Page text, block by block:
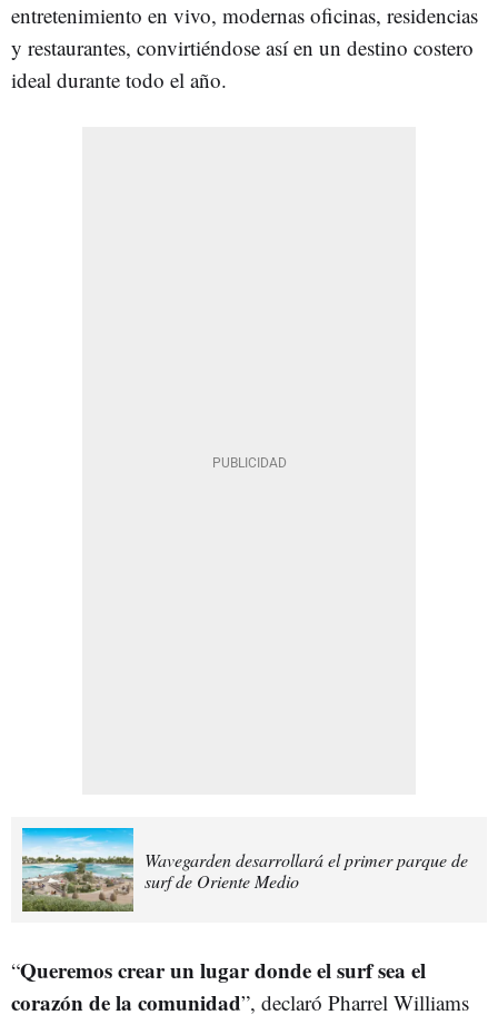
entretenimiento en vivo, modernas oficinas, residencias
y restaurantes, convirtiéndose así en un destino costero
ideal durante todo el año.
Wavegarden desarrollará el primer parque de
surf de Oriente Medio
“Queremos crear un lugar donde el surf sea el
corazón de la comunidad”, declaró Pharrel Williams